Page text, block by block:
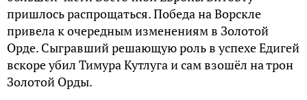
пришлось распрощаться. Победа на Ворскле
привела к очередным изменениям в Золотой
Орде. Сыгравший решающую роль в успехе Едигей
вскоре убил Тимура Кутлуга и сам взошёл на трон
Золотой Орды.